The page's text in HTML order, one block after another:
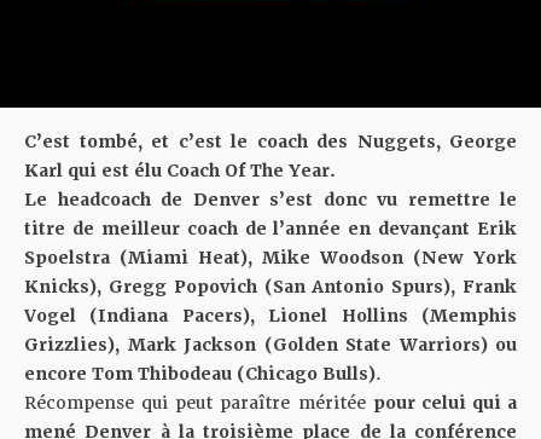
C’est tombé, et c’est le coach des Nuggets, George
Karl qui est élu Coach Of The Year.
Le headcoach de Denver s’est donc vu remettre le
titre de meilleur coach de l’année en devançant Erik
Spoelstra (Miami Heat), Mike Woodson (New York
Knicks), Gregg Popovich (San Antonio Spurs), Frank
Vogel (Indiana Pacers), Lionel Hollins (Memphis
Grizzlies), Mark Jackson (Golden State Warriors) ou
encore Tom Thibodeau (Chicago Bulls).
Récompense qui peut paraître méritée pour celui qui a
mené Denver à la troisième place de la conférence